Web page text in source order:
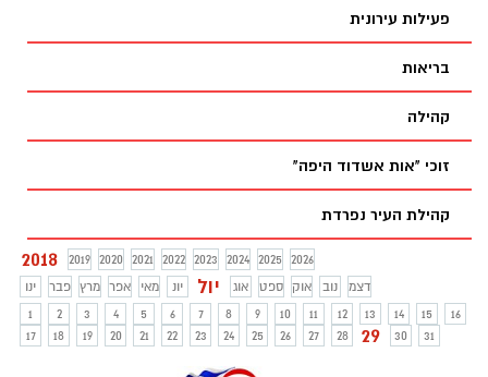
פעילות עירונית
בריאות
קהילה
זוכי "אות אשדוד היפה"
קהילת העיר נפרדת
2018 2019 2020 2021 2022 2023 2024 2025
2026
ינו
פבר מרץ אפר מאי יונ יול אוג ספט אוק נוב
דצמ
1
2 3 4 5 6 7 8 9 10 11 12 13 14 15
16
17
18 19 20 21 22 23 24 25 26 27 28 29 30 31